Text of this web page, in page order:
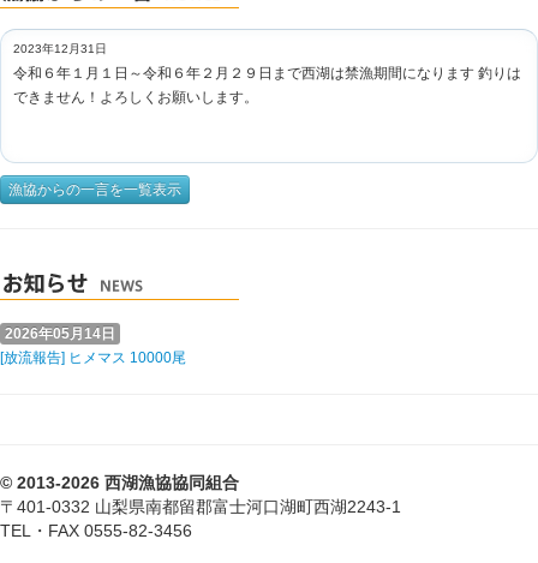
2023年12月31日
令和６年１月１日～令和６年２月２９日まで西湖は禁漁期間になります 釣りは
できません！よろしくお願いします。
漁協からの一言を一覧表示
2026年05月14日
[放流報告] ヒメマス 10000尾
© 2013-2026 西湖漁協協同組合
〒401-0332 山梨県南都留郡富士河口湖町西湖2243-1
TEL・FAX 0555-82-3456